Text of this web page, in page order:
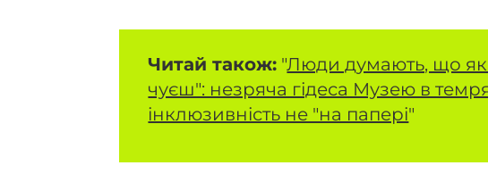
Читай також: "Люди думають, що
чуєш": незряча гідеса Музею в
інклюзивність не "на папері"